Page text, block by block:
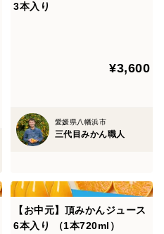
3本入り
¥3,600
愛媛県八幡浜市
三代目みかん職人
【お中元】頂みかんジュース
6本入り （1本720ml）